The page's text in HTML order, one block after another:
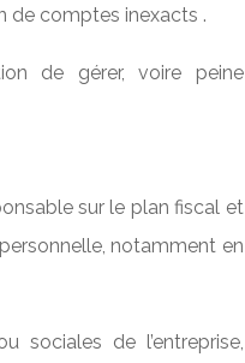
de comptes inexacts .
de gérer, voire peine
sur le plan fiscal et
notamment en
sociales de l’entreprise,